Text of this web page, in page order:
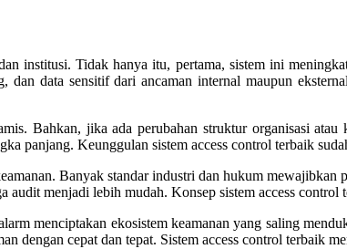
institusi. Tidak hanya itu, pertama, sistem ini
data sensitif dari ancaman internal maupun
Bahkan, jika ada perubahan struktur organisasi
panjang. Keunggulan sistem access control terbaik
Banyak standar industri dan hukum
audit menjadi lebih mudah. Konsep sistem access
menciptakan ekosistem keamanan yang saling
dengan cepat dan tepat. Sistem access control terbaik